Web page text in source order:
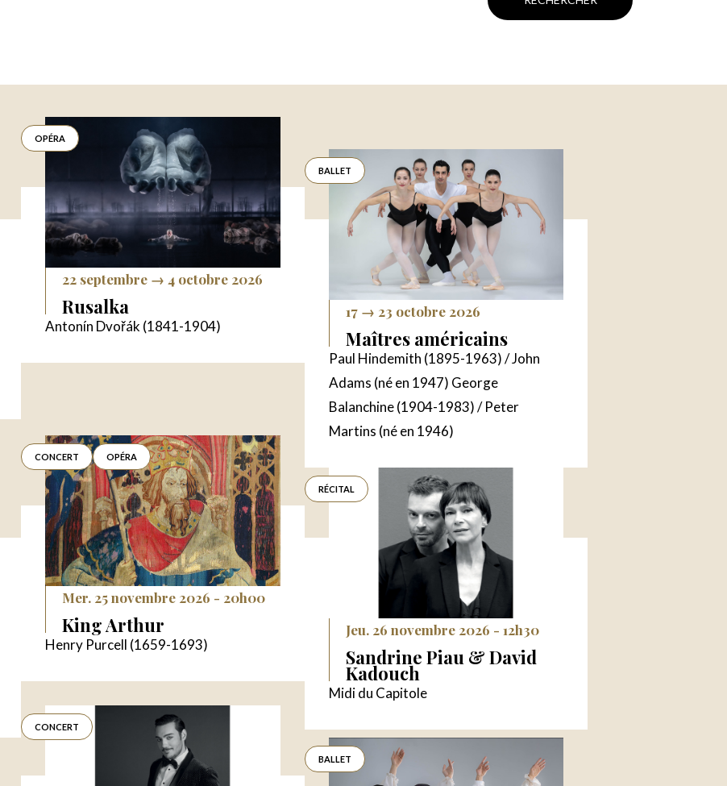
Rusalka
22 septembre → 4 octobre 2026
Antonín Dvořák (1841-1904)
OPÉRA
Maîtres américains
17 → 23 octobre 2026
Paul Hindemith (1895-1963) / John
Adams (né en 1947) George
Balanchine (1904-1983) / Peter
Martins (né en 1946)
BALLET
King Arthur
Mer. 25 novembre 2026 - 20h00
Henry Purcell (1659-1693)
CONCERT OPÉRA
Sandrine Piau & David
Kadouch
Jeu. 26 novembre 2026 - 12h30
Midi du Capitole
RÉCITAL
CONCERT
BALLET